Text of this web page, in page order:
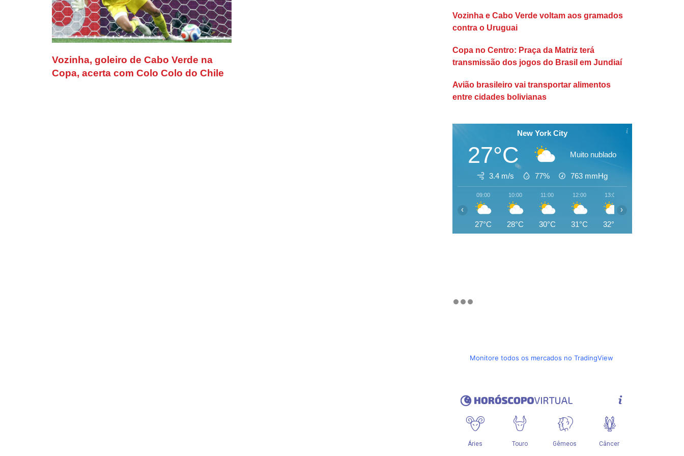
Vozinha, goleiro de Cabo Verde na
Copa, acerta com Colo Colo do Chile
Vozinha e Cabo Verde voltam aos gramados
contra o Uruguai
Copa no Centro: Praça da Matriz terá
transmissão dos jogos do Brasil em Jundiaí
Avião brasileiro vai transportar alimentos
entre cidades bolivianas
New York City
27°C Muito nublado
3.4 m/s 77% 763 mmHg
09:00
27°C
10:00
28°C
11:00
30°C
12:00
31°C
13:00
32°C
‹ ›
Monitore todos os mercados no TradingView